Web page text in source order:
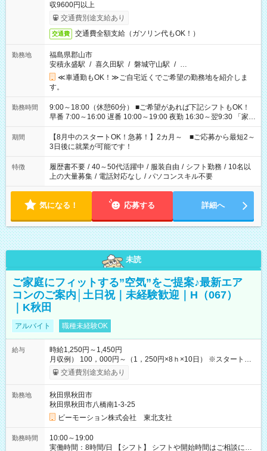
収9600円以上
交通費別途支給あり
交通費 交通費全額支給（ガソリン代もOK！）
勤務地
福島県郡山市
安積永盛駅 / 喜久田駅 / 磐城守山駅 / …
≪車通勤もOK！≫ご自宅近くでご希望の勤務地を紹介しま
す。
勤務時間
9:00～18:00（休憩60分） ■ご希望があれば下記シフトもOK！
早番 7:00～16:00 遅番 10:00～19:00 夜勤 16:30～翌9:30 「家族
と休みを合わせたい」 「余裕を持って夕飯の準備がしたい」
「できれば残業はしたくない」 など、ご希望を教えてください
ね。 ※Wワーク希望の方へ 今ご覧のお仕事で希望する勤務時間
と、もう1つのお仕事の勤務時間。 合計で週40時間を超える場
合は応募できません。
期間
【8月中のスタートOK！急募！】2カ月～ ■ご応募から最短2～
3日後に就業が可能です！
特徴 履歴書不要 / 40～50代活躍中 / 服装自由 / シフト勤務 / 10名以
上の大量募集 / 電話対応なし / パソコンスキル不要
気になる！ 応募する 詳細へ
未読
ご家庭にフィットする”空気”をご提案♪最新エア
コンのご案内│土日祝｜未経験歓迎｜H（067）
｜K秋田
アルバイト 職種未経験OK
給与
時給1,250円～1,450円
月収例） 100，000円～（1，250円×8ｈ×10日） ※スタート時
給は経験・能力等を考慮 【給与支給日】 月末締めの翌月15日払
い ＊15日が土日祝の場合は前日の平日 ＊日払いも選べます！
場合ガソリン代を支給（勤務地などの条件・規定あり） 【試用
期間】試用期間なし
交通費別途支給あり
勤務地
秋田県秋田市
秋田県秋田市八橋南1-3-25
ビーモーション株式会社 東北支社
勤務時間
10:00～19:00
実働時間：8時間/日 【シフト】 シフトや開始時間はご相談に応